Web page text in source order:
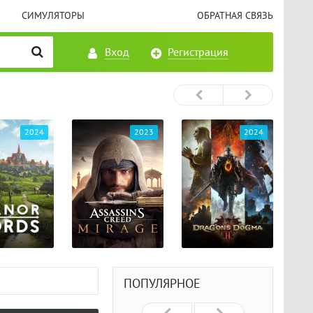
СИМУЛЯТОРЫ ОБРАТНАЯ СВЯЗЬ
Вход Регистрация
2023 2024 2024
ПОПУЛЯРНОЕ